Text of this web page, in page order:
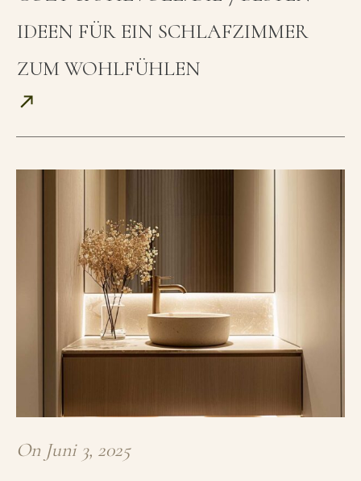
IDEEN FÜR EIN SCHLAFZIMMER
ZUM WOHLFÜHLEN
On Juni 3, 2025